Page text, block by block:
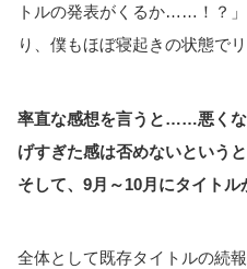
トルの発表がくるか……！？
り、僕もほぼ寝起きの状態で
率直な感想を言うと……悪く
げすぎた感は否めないというと
そして、9月～10月にタイトル
全体として既存タイトルの続